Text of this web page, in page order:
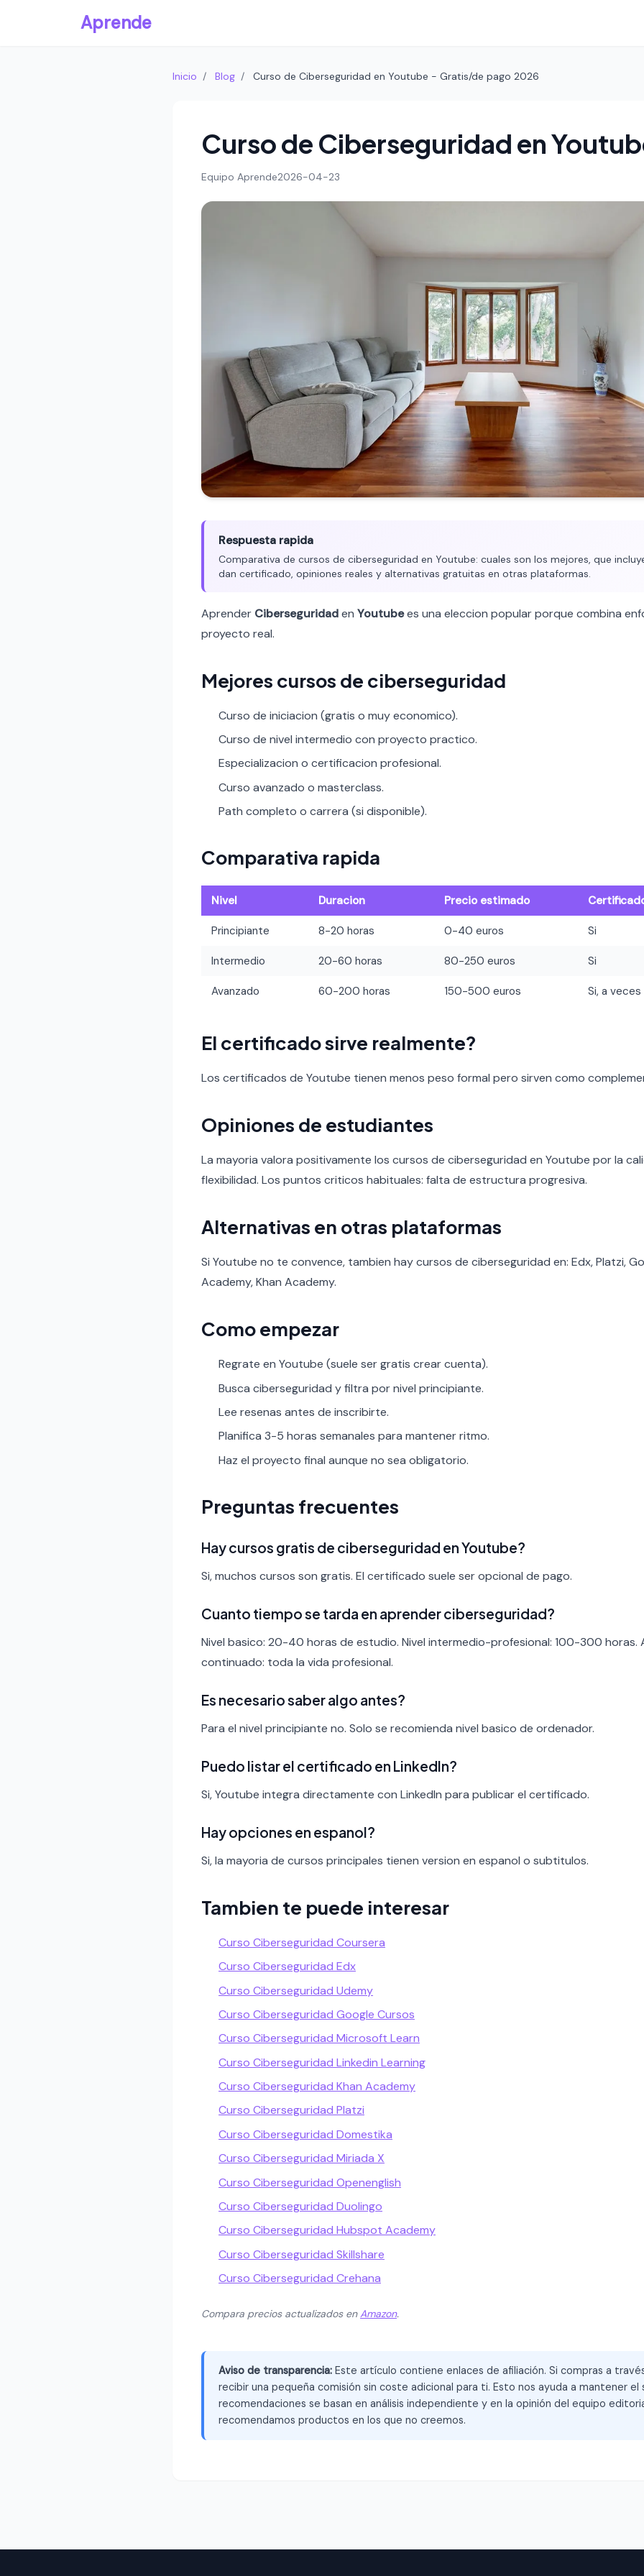
Aprende
Inicio / Blog / Curso de Ciberseguridad en Youtube - Gratis/de pago 2026
Curso de Ciberseguridad en
Equipo Aprende2026-04-23
Respuesta rapida
Comparativa de cursos de ciberseguridad en Youtube: cuales son los mejores, que
dan certificado, opiniones reales y alternativas gratuitas en otras plataformas.
Aprender Ciberseguridaden Youtubees una eleccion popular porque combina
proyecto real.
Mejores cursos de ciberseguridad
Curso de iniciacion (gratis o muy economico).
Curso de nivel intermedio con proyecto practico.
Especializacion o certificacion profesional.
Curso avanzado o masterclass.
Path completo o carrera (si disponible).
Comparativa rapida
Nivel Duracion Precio estimado
Principiante 8-20 horas 0-40 euros Si
Intermedio 20-60 horas 80-250 euros Si
Avanzado 60-200 horas 150-500 euros Si, a
El certificado sirve realmente?
Los certificados de Youtube tienen menos peso formal pero sirven como
Opiniones de estudiantes
La mayoria valora positivamente los cursos de ciberseguridad en Youtube por la
flexibilidad. Los puntos criticos habituales: falta de estructura progresiva.
Alternativas en otras plataformas
Si Youtube no te convence, tambien hay cursos de ciberseguridad en: Edx, Platzi,
Academy, Khan Academy.
Como empezar
Regrate en Youtube (suele ser gratis crear cuenta).
Busca ciberseguridad y filtra por nivel principiante.
Lee resenas antes de inscribirte.
Planifica 3-5 horas semanales para mantener ritmo.
Haz el proyecto final aunque no sea obligatorio.
Preguntas frecuentes
Hay cursos gratis de ciberseguridad en Youtube?
Si, muchos cursos son gratis. El certificado suele ser opcional de pago.
Cuanto tiempo se tarda en aprender ciberseguridad?
Nivel basico: 20-40 horas de estudio. Nivel intermedio-profesional: 100-300 horas.
continuado: toda la vida profesional.
Es necesario saber algo antes?
Para el nivel principiante no. Solo se recomienda nivel basico de ordenador.
Puedo listar el certificado en LinkedIn?
Si, Youtube integra directamente con LinkedIn para publicar el certificado.
Hay opciones en espanol?
Si, la mayoria de cursos principales tienen version en espanol o subtitulos.
Tambien te puede interesar
Curso Ciberseguridad Coursera
Curso Ciberseguridad Edx
Curso Ciberseguridad Udemy
Curso Ciberseguridad Google Cursos
Curso Ciberseguridad Microsoft Learn
Curso Ciberseguridad Linkedin Learning
Curso Ciberseguridad Khan Academy
Curso Ciberseguridad Platzi
Curso Ciberseguridad Domestika
Curso Ciberseguridad Miriada X
Curso Ciberseguridad Openenglish
Curso Ciberseguridad Duolingo
Curso Ciberseguridad Hubspot Academy
Curso Ciberseguridad Skillshare
Curso Ciberseguridad Crehana
Compara precios actualizados enAmazon.
Aviso de transparencia: Este artículo contiene enlaces de afiliación. Si compras a
recibir una pequeña comisión sin coste adicional para ti. Esto nos ayuda a mantener el
recomendaciones se basan en análisis independiente y en la opinión del equipo
recomendamos productos en los que no creemos.